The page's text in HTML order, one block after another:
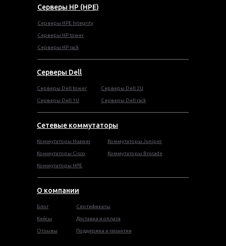
О компании
Серверы HP (HPE)
Серверы Dell
Сетевые коммутаторы
Серверы HPE Integrity
Cерверы HP tower
Cерверы HP rack
Cерверы Dell tower
Серверы Dell 1U
Серверы Dell 2U
Серверы Dell rack
Блог
Кейсы
Отзывы
Сертификаты
Доставка и оплата
Поддержка и гарантии
Коммутаторы Huawei
Коммутаторы Cisco
Коммутаторы HPE
Коммутаторы Juniper
Коммутаторы Brocade